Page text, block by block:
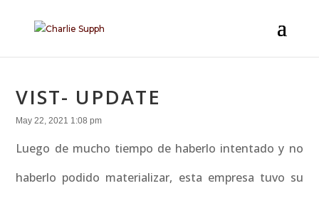
VIST- UPDATE
May 22, 2021 1:08 pm
Luego de mucho tiempo de haberlo intentado y no
haberlo podido materializar, esta empresa tuvo su